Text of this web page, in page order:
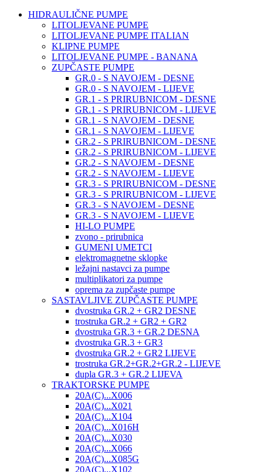
HIDRAULIČNE PUMPE
LITOLJEVANE PUMPE
LITOLJEVANE PUMPE ITALIAN
KLIPNE PUMPE
LITOLJEVANE PUMPE - BANANA
ZUPČASTE PUMPE
GR.0 - S NAVOJEM - DESNE
GR.0 - S NAVOJEM - LIJEVE
GR.1 - S PRIRUBNICOM - DESNE
GR.1 - S PRIRUBNICOM - LIJEVE
GR.1 - S NAVOJEM - DESNE
GR.1 - S NAVOJEM - LIJEVE
GR.2 - S PRIRUBNICOM - DESNE
GR.2 - S PRIRUBNICOM - LIJEVE
GR.2 - S NAVOJEM - DESNE
GR.2 - S NAVOJEM - LIJEVE
GR.3 - S PRIRUBNICOM - DESNE
GR.3 - S PRIRUBNICOM - LIJEVE
GR.3 - S NAVOJEM - DESNE
GR.3 - S NAVOJEM - LIJEVE
HI-LO PUMPE
zvono - prirubnica
GUMENI UMETCI
elektromagnetne sklopke
ležajni nastavci za pumpe
multiplikatori za pumpe
oprema za zupčaste pumpe
SASTAVLJIVE ZUPČASTE PUMPE
dvostruka GR.2 + GR2 DESNE
trostruka GR.2 + GR2 + GR2
dvostruka GR.3 + GR.2 DESNA
dvostruka GR.3 + GR3
dvostruka GR.2 + GR2 LIJEVE
trostruka GR.2+GR.2+GR.2 - LIJEVE
dupla GR.3 + GR.2 LIJEVA
TRAKTORSKE PUMPE
20A(C)...X006
20A(C)...X021
20A(C)...X104
20A(C)...X016H
20A(C)...X030
20A(C)...X066
20A(C)...X085G
20A(C)...X102